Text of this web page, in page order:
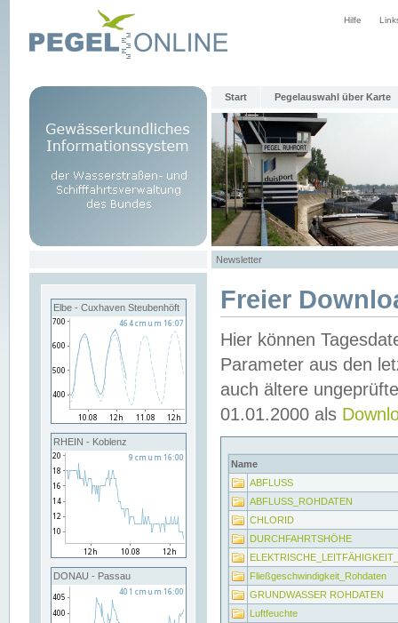
Hilfe
Start Pegelauswahl über Karte
Newsletter
Elbe - Cuxhaven Steubenhöft
RHEIN - Koblenz
DONAU - Passau
Freier
Hier können
Parameter aus den
auch ältere
01.01.2000 als
Name
ABFLUSS
ABFLUSS_ROHDATEN
CHLORID
DURCHFAHRTSHÖHE
Fließgeschwindigkeit_Rohdaten
GRUNDWASSER ROHDATEN
Luftfeuchte